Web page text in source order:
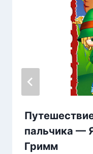
пальчика —
Гримм